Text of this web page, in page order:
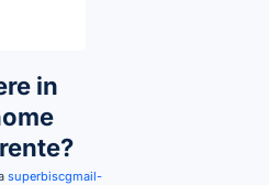
in
superbiscgmail-